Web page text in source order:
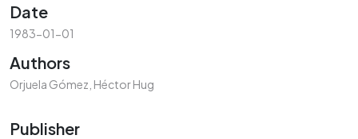
Date
1983-01-01
Authors
Orjuela Gómez, Héctor Hug
Publisher